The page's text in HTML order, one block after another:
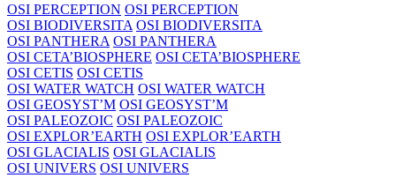
OSI PERCEPTION OSI PERCEPTION
OSI BIODIVERSITA OSI BIODIVERSITA
OSI PANTHERA OSI PANTHERA
OSI CETA’BIOSPHERE OSI CETA’BIOSPHERE
OSI CETIS OSI CETIS
OSI WATER WATCH OSI WATER WATCH
OSI GEOSYST’M OSI GEOSYST’M
OSI PALEOZOIC OSI PALEOZOIC
OSI EXPLOR’EARTH OSI EXPLOR’EARTH
OSI GLACIALIS OSI GLACIALIS
OSI UNIVERS OSI UNIVERS